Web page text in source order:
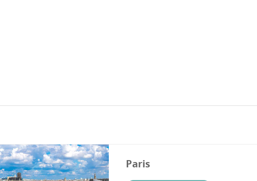
Paris